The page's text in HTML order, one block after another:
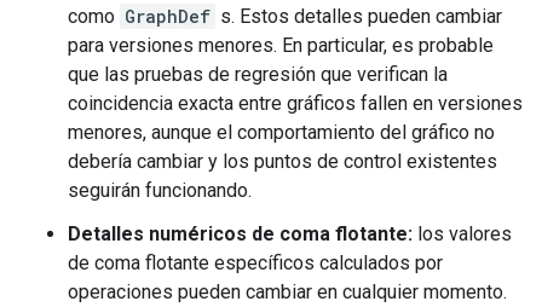
como GraphDef s. Estos detalles pueden cambiar
para versiones menores. En particular, es probable
que las pruebas de regresión que verifican la
coincidencia exacta entre gráficos fallen en versiones
menores, aunque el comportamiento del gráfico no
debería cambiar y los puntos de control existentes
seguirán funcionando.
Detalles numéricos de coma flotante: los valores
de coma flotante específicos calculados por
operaciones pueden cambiar en cualquier momento.